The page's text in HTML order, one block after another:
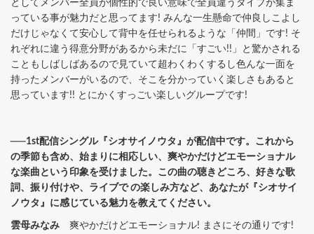
としてメンバー全員が個性的で良い意味で全員違うタイプが集ま
っている事が魅力だと思ってます! みんな一生懸命で仲良しこよし
だけじゃなくて安心して背中を任せられるような「仲間」です! そ
れぞれに違う得意分野があるから未だに「すごい!!」と驚かされる
こともしばしばあるので見ていて超わくわくするし色んな一面を
持ったメンバーがいるので、そこを分かっていく楽しさもあると
思っています!! とにかくすっごい楽しいグループです!
──1st配信シングル『シオサイノウタ』が配信中です。これから
の季節も含め、始まりに相応しい、爽やかだけどエモーショナル
な楽曲という印象を受けました。この曲の聴きどころ、好きな歌
詞、振り付けや、ライブで の楽しみ方など、あなたが『シオサイ
ノウタ』に感じている魅力を教えてください。
雲母みなみ 爽やかだけどエモーショナル! まさにその通りです!